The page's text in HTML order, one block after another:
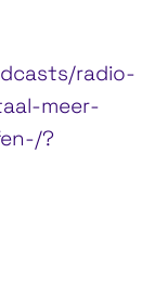
radio-
meer-
?